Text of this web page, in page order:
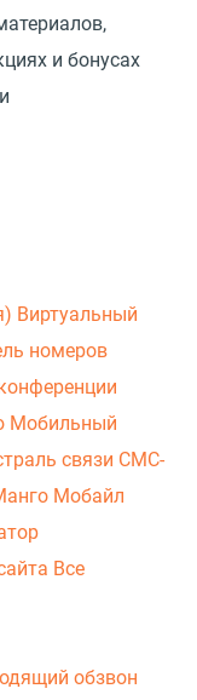
и бонусах
Виртуальный
номеров
Мобильный
связи СМС-
Мобайл
Все
обзвон